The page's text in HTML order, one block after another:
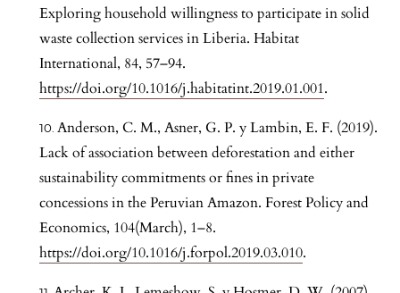
Exploring household willingness to participate in solid
waste collection services in Liberia. Habitat
International, 84, 57–94.
https://doi.org/10.1016/j.habitatint.2019.01.001.
Anderson, C. M., Asner, G. P. y Lambin, E. F. (2019).
Lack of association between deforestation and either
sustainability commitments or fines in private
concessions in the Peruvian Amazon. Forest Policy and
Economics, 104(March), 1–8.
https://doi.org/10.1016/j.forpol.2019.03.010.